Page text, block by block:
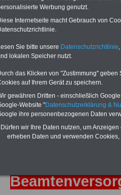
Ratgeber für 7,50 Euro
Werbung genutzt.
Internetseite macht Gebrauch von
Sie bitte unsere Datenschutzrichtlinie
lokalen Speicher nutzt.
das Klicken von "Zustimmung"
auf Ihrem Gerät zu speichern.
gewähren Dritten - einschließlich
Website "Datenschutzerklärung &
ihre personenbezogenen Daten
Dürfen wir Ihre Daten nutzen, um
erheben Daten und verwenden